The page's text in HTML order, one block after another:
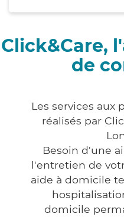
Click&Care,
de
Les services aux
réalisés par
Besoin d'une
l'entretien de
aide à domicile
domicile